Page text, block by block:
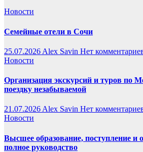
Новости
Семейные отели в Сочи
25.07.2026 Alex Savin Нет
Новости
Организация экскурсий и туров по
поездку незабываемой
21.07.2026Alex Savin Нет
Новости
Высшее образование, поступление и
полное руководство